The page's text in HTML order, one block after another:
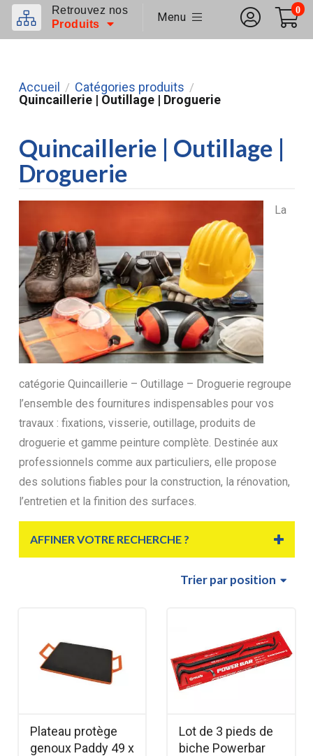
Retrouvez nos
Produits
Menu
0
Accueil / Catégories produits /
Quincaillerie | Outillage | Droguerie
Quincaillerie | Outillage |
Droguerie
La
catégorie Quincaillerie – Outillage – Droguerie regroupe
l’ensemble des fournitures indispensables pour vos
travaux : fixations, visserie, outillage, produits de
droguerie et gamme peinture complète. Destinée aux
professionnels comme aux particuliers, elle propose
des solutions fiables pour la construction, la rénovation,
l’entretien et la finition des surfaces.
AFFINER VOTRE RECHERCHE ?
Trierpar position
Plateau protège
genoux Paddy 49 x
Lot de 3 pieds de
biche Powerbar